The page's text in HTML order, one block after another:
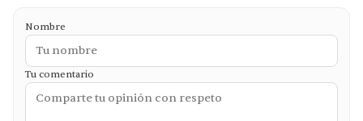
Nombre
Tu comentario